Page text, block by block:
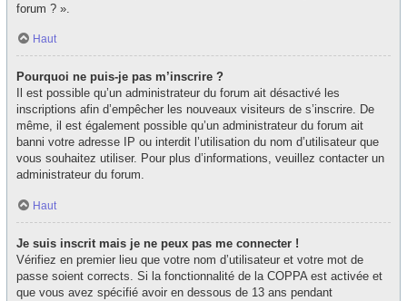
forum ? ».
Haut
Pourquoi ne puis-je pas m’inscrire ?
Il est possible qu’un administrateur du forum ait désactivé les
inscriptions afin d’empêcher les nouveaux visiteurs de s’inscrire. De
même, il est également possible qu’un administrateur du forum ait
banni votre adresse IP ou interdit l’utilisation du nom d’utilisateur que
vous souhaitez utiliser. Pour plus d’informations, veuillez contacter un
administrateur du forum.
Haut
Je suis inscrit mais je ne peux pas me connecter !
Vérifiez en premier lieu que votre nom d’utilisateur et votre mot de
passe soient corrects. Si la fonctionnalité de la COPPA est activée et
que vous avez spécifié avoir en dessous de 13 ans pendant